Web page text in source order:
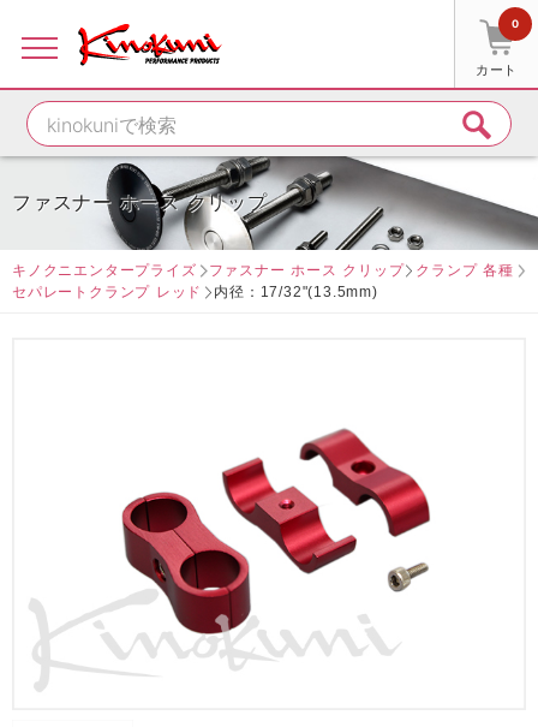
カート
0
ファスナー ホース クリップ
キノクニエンタープライズ ファスナー ホース クリップ
クランプ 各種
セパレートクランプ レッド
内径：17/32"(13.5mm)